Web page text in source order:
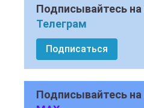
Подписывайтесь
Телеграм
Подписаться
Подписывайтесь